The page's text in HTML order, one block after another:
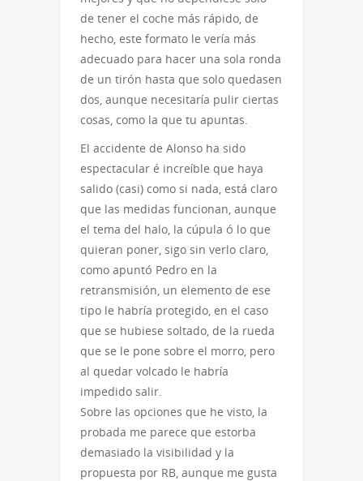
de tener el coche más rápido, de
hecho, este formato le vería más
adecuado para hacer una sola ronda
de un tirón hasta que solo quedasen
dos, aunque necesitaría pulir ciertas
cosas, como la que tu apuntas.
El accidente de Alonso ha sido
espectacular é increíble que haya
salido (casi) como si nada, está claro
que las medidas funcionan, aunque
el tema del halo, la cúpula ó lo que
quieran poner, sigo sin verlo claro,
como apuntó Pedro en la
retransmisión, un elemento de ese
tipo le habría protegido, en el caso
que se hubiese soltado, de la rueda
que se le pone sobre el morro, pero
al quedar volcado le habría
impedido salir.
Sobre las opciones que he visto, la
probada me parece que estorba
demasiado la visibilidad y la
propuesta por RB, aunque me gusta